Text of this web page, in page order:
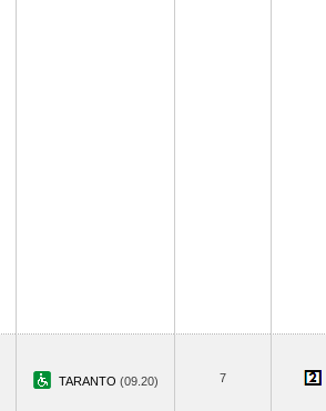
TARANTO (09.20) 7